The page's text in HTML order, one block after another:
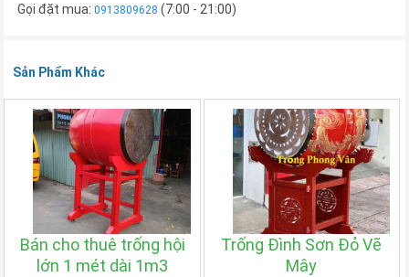
Gọi đặt mua:0913809628 (7:00 - 21:00)
Sản Phẩm Khác
Bán cho thuê trống hội
lớn 1 mét dài 1m3
Trống Đình Sơn Đỏ Vẽ
Mây